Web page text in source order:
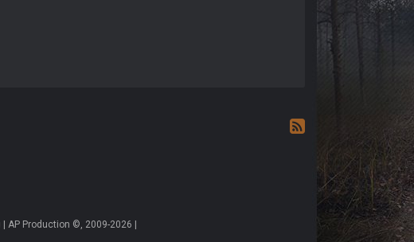
AP Production ©, 2009-2026 |